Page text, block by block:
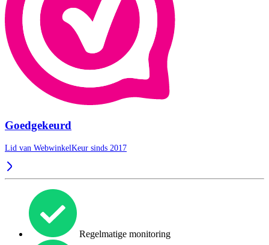
Goedgekeurd
Lid van WebwinkelKeur sinds 2017
Regelmatige monitoring